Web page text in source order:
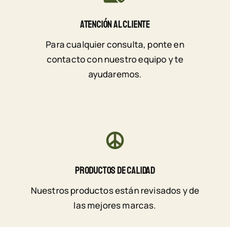
Atención Al Cliente
Para cualquier consulta, ponte en
contacto con nuestro equipo y te
ayudaremos.
Productos De Calidad
Nuestros productos están revisados y de
las mejores marcas.